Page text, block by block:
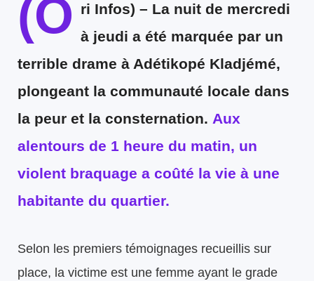
(Ö ri Infos) – La nuit de mercredi
à jeudi a été marquée par un
terrible drame à Adétikopé Kladjémé,
plongeant la communauté locale dans
la peur et la consternation. Aux
alentours de 1 heure du matin, un
violent braquage a coûté la vie à une
habitante du quartier.
Selon les premiers témoignages recueillis sur
place, la victime est une femme ayant le grade